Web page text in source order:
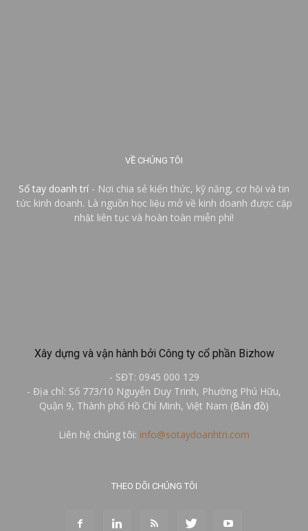
VỀ CHÚNG TÔI
Sổ tay doanh trí - Nơi chia sẻ kiến thức, kỹ năng, cơ hội và tin
tức kinh doanh. Là nguồn học liệu mở về kinh doanh được cập
nhật liên tục và hoàn toàn miễn phí!
Xây dựng và vận hành bởi Công ty cổ phần Bizhow
- SĐT: 0945 000 129
- Địa chỉ: Số 773/10 Nguyễn Duy Trinh, Phường Phú Hữu,
Quận 9, Thành phố Hồ Chí Minh, Việt Nam (Bản đồ)
Liên hệ chúng tôi: info@sotaydoanhtri.com
THEO DÕI CHÚNG TÔI